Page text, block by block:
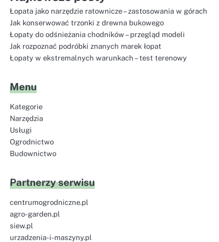
Łopata jako narzędzie ratownicze – zastosowania w górach
Jak konserwować trzonki z drewna bukowego
Łopaty do odśnieżania chodników – przegląd modeli
Jak rozpoznać podróbki znanych marek łopat
Łopaty w ekstremalnych warunkach – test terenowy
Menu
Kategorie
Narzędzia
Usługi
Ogrodnictwo
Budownictwo
Partnerzy serwisu
centrumogrodniczne.pl
agro-garden.pl
siew.pl
urzadzenia-i-maszyny.pl